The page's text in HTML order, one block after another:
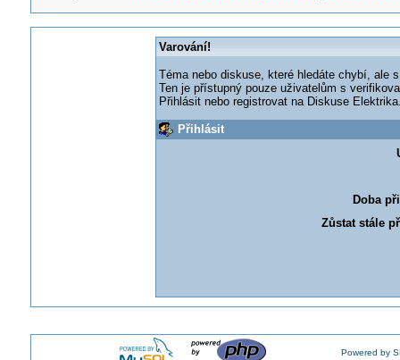
Varování!
Téma nebo diskuse, které hledáte chybí, ale
Ten je přístupný pouze uživatelům s
Přihlásit nebo registrovat na Diskuse
Přihlásit
Doba
Zůstat stále
Powered by